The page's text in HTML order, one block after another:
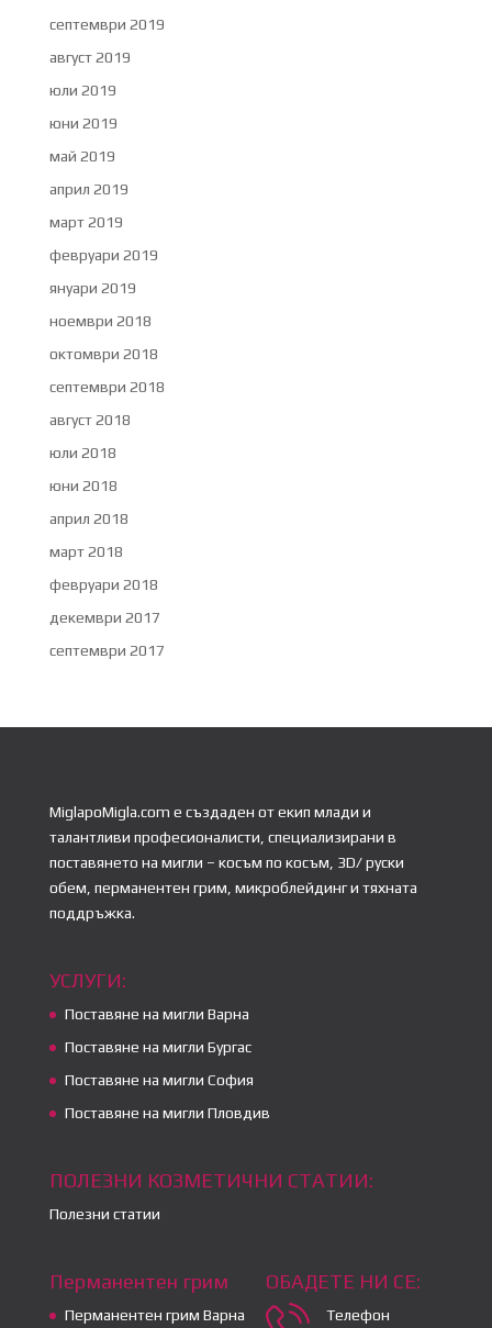
септември 2019
август 2019
юли 2019
юни 2019
май 2019
април 2019
март 2019
февруари 2019
януари 2019
ноември 2018
октомври 2018
септември 2018
август 2018
юли 2018
юни 2018
април 2018
март 2018
февруари 2018
декември 2017
септември 2017
MiglapoMigla.com е създаден от екип млади и
талантливи професионалисти, специализирани в
поставянето на мигли – косъм по косъм, 3D/ руски
обем, перманентен грим, микроблейдинг и тяхната
поддръжка.
УСЛУГИ:
Поставяне на мигли Варна
Поставяне на мигли Бургас
Поставяне на мигли София
Поставяне на мигли Пловдив
ПОЛЕЗНИ КОЗМЕТИЧНИ СТАТИИ:
Полезни статии
Перманентен грим
Перманентен грим Варна
ОБАДЕТЕ НИ СЕ:
Телефон